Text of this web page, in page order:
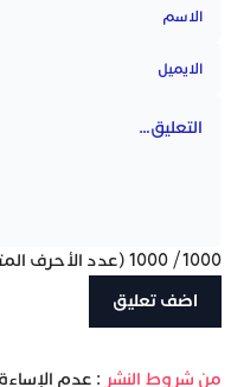
1000
/
1000 (عدد الأحرف
‫من شروط النشر : عدم